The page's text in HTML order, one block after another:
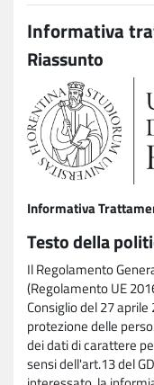
Informativa
Riassunto
Informativa
Testo della
Il Regolamento
(Regolamento UE
Consiglio del 27
protezione delle
dei dati di carattere
sensi dell'art.13 del